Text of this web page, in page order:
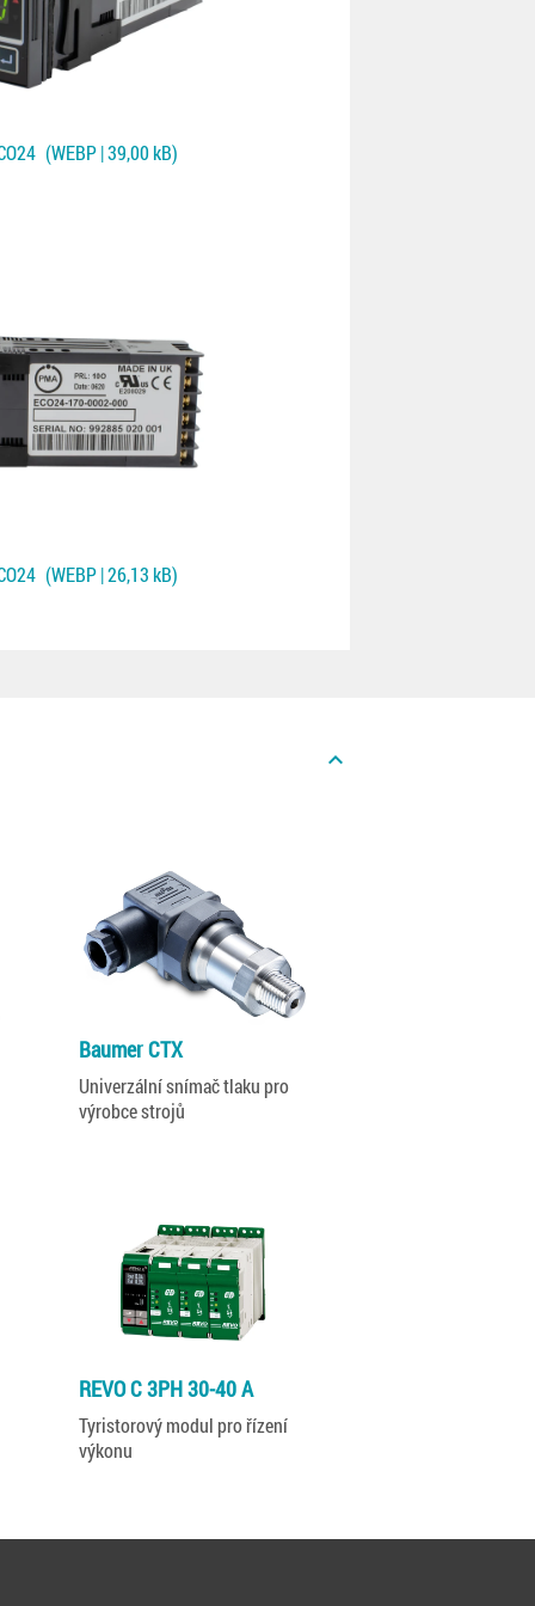
(WEBP | 39,00 kB)
(WEBP | 26,13 kB)
expand_less
Baumer CTX
Univerzální snímač tlaku pro
výrobce strojů
REVO C 3PH 30-40 A
Tyristorový modul pro řízení
výkonu